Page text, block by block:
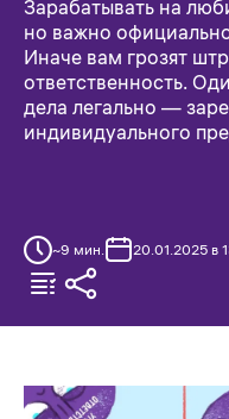
Зарабатывать на
но важно
Иначе вам грозят
ответственность.
дела легально —
индивидуального
~9 мин. 20.01.2025 в